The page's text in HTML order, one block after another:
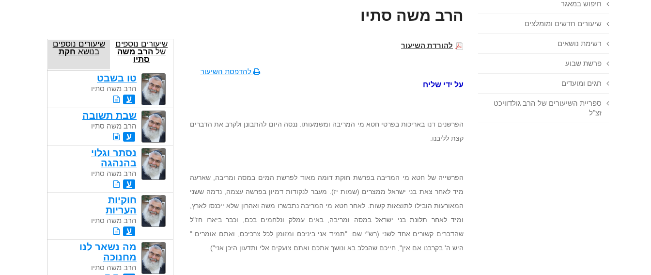
חיפוש במאגר
שיעורים חדשים ומומלצים
רשימת נושאים
פרשת שבוע
חגים ומועדים
ספריית השיעורים של הרב גולדוויכט
זצ"ל
הרב משה סתיו
להורדת השיעור
להדפסת השיעור
על ידי שליח
הפרשנים דנו באריכות בפרטי חטא מי המריבה ומשמעותו. ננסה היום להתבונן ולקרב את הדברים
קצת לליבנו.
הפרשייה של חטא מי המריבה בפרשת חוקת דומה מאוד לפרשת המים במסה ומריבה, שארעה
מיד לאחר צאת בני ישראל ממצרים (שמות יז). מעבר לנקודות דמיון בפרשה עצמה, נדמה ששני
המאורעות הובילו לתוצאות קשות. לאחר חטא מי המריבה נתבשרו משה ואהרון שלא ייכנסו לארץ,
ומיד לאחר תלונת בני ישראל במסה ומריבה, באים עמלק ונלחמים בכם, וכבר ביארו חז"ל
שהדברים קשורים אחד לשני (רש"י שם: "תמיד אני ביניכם ומזומן לכל צרכיכם, ואתם אומרים "
היש ה' בקרבנו אם אין", חייכם שהכלב בא ונושך אתכם ואתם צועקים אלי ותדעון היכן אני").
שיעורים נוספים
של הרב משה
סתיו
שיעורים נוספים
בנושא חקת
טו בשבט
הרב משה סתיו
ע
שבת תשובה
הרב משה סתיו
ע
נסתר וגלוי
בהנהגה
הרב משה סתיו
ע
חוקיות
העריות
הרב משה סתיו
ע
מה נשאר לנו
מחנוכה
הרב משה סתיו